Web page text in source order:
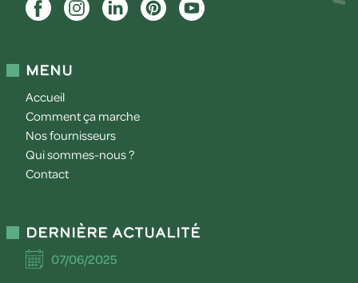
Menu
Accueil
Comment ça marche
Nos fournisseurs
Qui sommes-nous ?
Contact
Dernière actualité
07/06/2025